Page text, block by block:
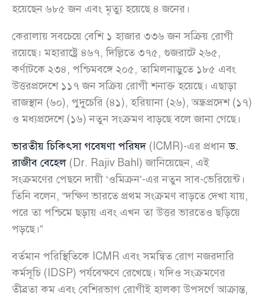
হয়েছেন ৬৮৫ জন এবং মৃত্যু হয়েছে ৪ জনের।
কেরালায় সবচেয়ে বেশি ১ হাজার ৩৩৬ জন সক্রিয় রোগী
রয়েছে। মহারাষ্ট্রে ৪৬৭, দিল্লিতে ৩৭৫, গুজরাটে ২৬৫,
কর্ণাটকে ২৩৪, পশ্চিমবঙ্গে ২০৫, তামিলনাড়ুতে ১৮৫ এবং
উত্তরপ্রদেশে ১১৭ জন সক্রিয় রোগী শনাক্ত হয়েছে। এছাড়া
রাজস্থান (৬০), পুদুচেরি (৪১), হরিয়ানা (২৬), অন্ধ্রপ্রদেশ (১৭)
ও মধ্যপ্রদেশে (১৬) নতুন সংক্রমণ বাড়ছে বলে জানা গেছে।
ভারতীয় চিকিৎসা গবেষণা পরিষদ(ICMR)-এর প্রধানড.
রাজীব বেহেল(Dr. Rajiv Bahl) জানিয়েছেন, এই
সংক্রমণের পেছনে দায়ী ‘ওমিক্রন’-এর নতুন সাব-ভেরিয়েন্ট।
তিনি বলেন, “দক্ষিণ ভারতে প্রথম সংক্রমণ বাড়তে দেখা যায়,
পরে তা পশ্চিমে ছড়ায় এবং এখন তা উত্তর ভারতেও ছড়িয়ে
পড়ছে।”
বর্তমান পরিস্থিতিকে ICMR এবং সমন্বিত রোগ নজরদারি
কর্মসূচি (IDSP) পর্যবেক্ষণে রেখেছে। যদিও সংক্রমণের
তীব্রতা কম এবং বেশিরভাগ রোগীই হালকা উপসর্গে আক্রান্ত,